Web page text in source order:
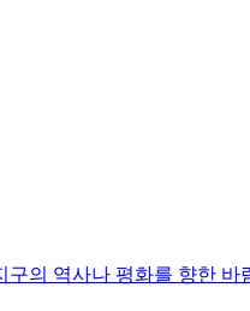
의 역사나 평화를 향한